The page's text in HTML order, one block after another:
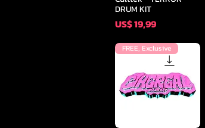
DRUM KIT
Prijs
US$ 19,99
FREE, Exclusive